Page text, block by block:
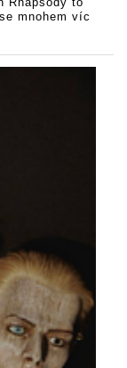
mnohem víc